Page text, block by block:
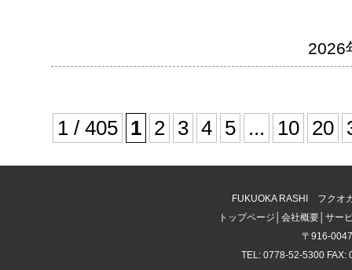
2026
1 / 405 1 2 3 4 5 ... 10 20
FUKUOKA RASHI フクオ
トップページ
会社概要 サー
〒916-
TEL: 0778-52-5300 FAX: